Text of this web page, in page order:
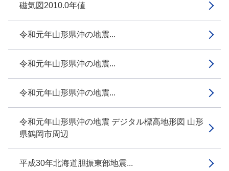
磁気図2010.0年値
令和元年山形県沖の地震...
令和元年山形県沖の地震...
令和元年山形県沖の地震...
令和元年山形県沖の地震 デジタル標高地形図 山形
県鶴岡市周辺
平成30年北海道胆振東部地震...